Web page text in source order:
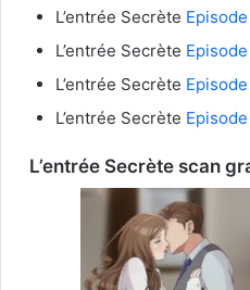
L’entrée Secrète
L’entrée Secrète
L’entrée Secrète
L’entrée Secrète
L’entrée Secrètescan